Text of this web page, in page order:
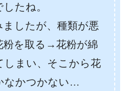
たね。
したが、種類が悪
粉を取る→花粉が綿
しまい、そこから花
なかつかない…